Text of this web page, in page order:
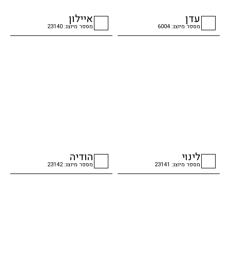
עדן
מספר מיוצג: 6004
איילון
מספר מיוצג: 23140
לינוי
מספר מיוצג: 23141
הודיה
מספר מיוצג: 23142